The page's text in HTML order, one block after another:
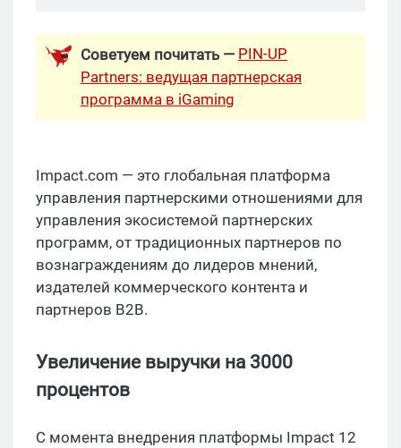
Советуем почитать — PIN-UP
Partners: ведущая партнерская
программа в iGaming
Impact.com — это глобальная платформа
управления партнерскими отношениями для
управления экосистемой партнерских
программ, от традиционных партнеров по
вознаграждениям до лидеров мнений,
издателей коммерческого контента и
партнеров B2B.
Увеличение выручки на 3000
процентов
С момента внедрения платформы Impact 12